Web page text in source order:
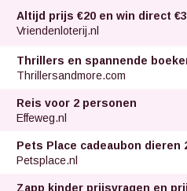
Altijd prijs €20 en win direct
Vriendenloterij.nl
Thrillers en spannende
Thrillersandmore.com
Reis voor 2 personen
Effeweg.nl
Pets Place cadeaubon dieren
Petsplace.nl
Zapp kinder prijsvragen en